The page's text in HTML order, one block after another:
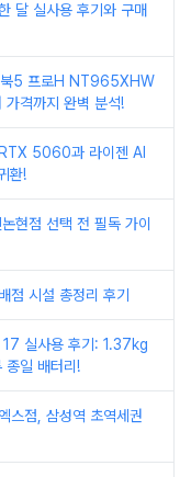
달 실사용 후기와 구매
북5 프로H NT965XHW
격까지 완벽 분석!
5060과 라이젠 AI
환!
현점 선택 전 필독 가이
점 시설 총정리 후기
실사용 후기: 1.37kg
종일 배터리!
스점, 삼성역 초역세권